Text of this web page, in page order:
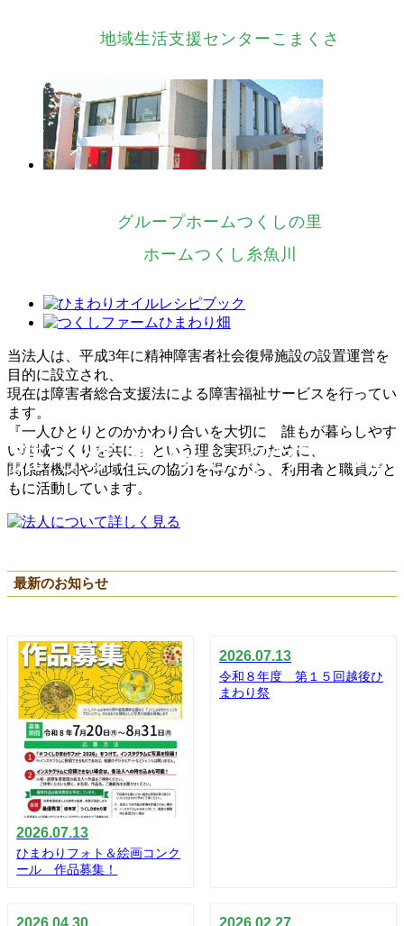
地域生活支援センターこまくさ
グループホームつくしの里
ホームつくし糸魚川
当法人は、平成3年に精神障害者社会復帰施設の設置運営を
目的に設立され、
現在は障害者総合支援法による障害福祉サービスを行ってい
ます。
『一人ひとりとのかかわり合いを大切に 誰もが暮らしやす
い地域づくりを共に』という理念実現のために、
関係諸機関や地域住民の協力を得ながら、利用者と職員がと
もに活動しています。
最新のお知らせ
2026.07.13
ひまわりフォト＆絵画コンク
ール 作品募集！
2026.07.13
令和８年度 第１５回越後ひ
まわり祭